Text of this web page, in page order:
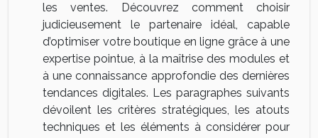
les ventes. Découvrez comment choisir
judicieusement le partenaire idéal, capable
d’optimiser votre boutique en ligne grâce à une
expertise pointue, à la maîtrise des modules et
à une connaissance approfondie des dernières
tendances digitales. Les paragraphes suivants
dévoilent les critères stratégiques, les atouts
techniques et les éléments à considérer pour